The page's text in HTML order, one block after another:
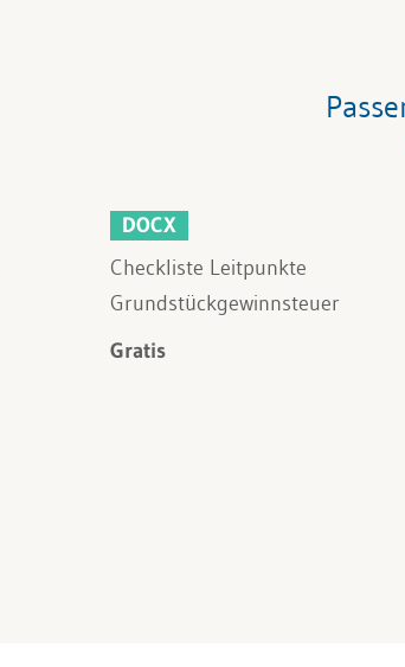
DOCX
Checkliste Leitpunkte
Grundstückgewinnsteuer
Gratis